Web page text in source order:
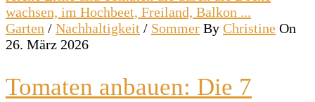
Garten / Nachhaltigkeit / Sommer By Christine On
26. März 2026
Tomaten anbauen: Die 7